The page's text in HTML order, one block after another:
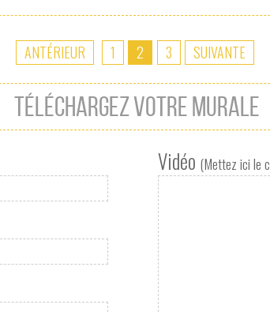
ANTÉRIEUR 1 2 3 SUIVANTE
TÉLÉCHARGEZ VOTRE MURALE
Vidéo (Mettez ici le